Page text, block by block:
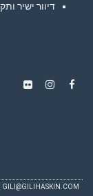
דיוור ישיר
GILI@GILIHASKIN.COM